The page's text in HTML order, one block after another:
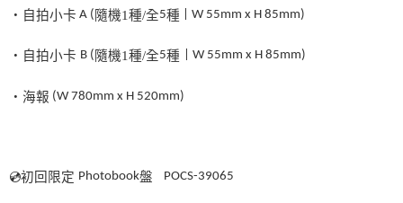
・自拍小卡 A ( 隨機1種/全5種 | W 55mm x H 85mm)
・自拍小卡 B ( 隨機1種/全5種 | W 55mm x H 85mm)
・海報 (W 780mm x H 520mm)
💿初回限定 Photobook盤 POCS-39065